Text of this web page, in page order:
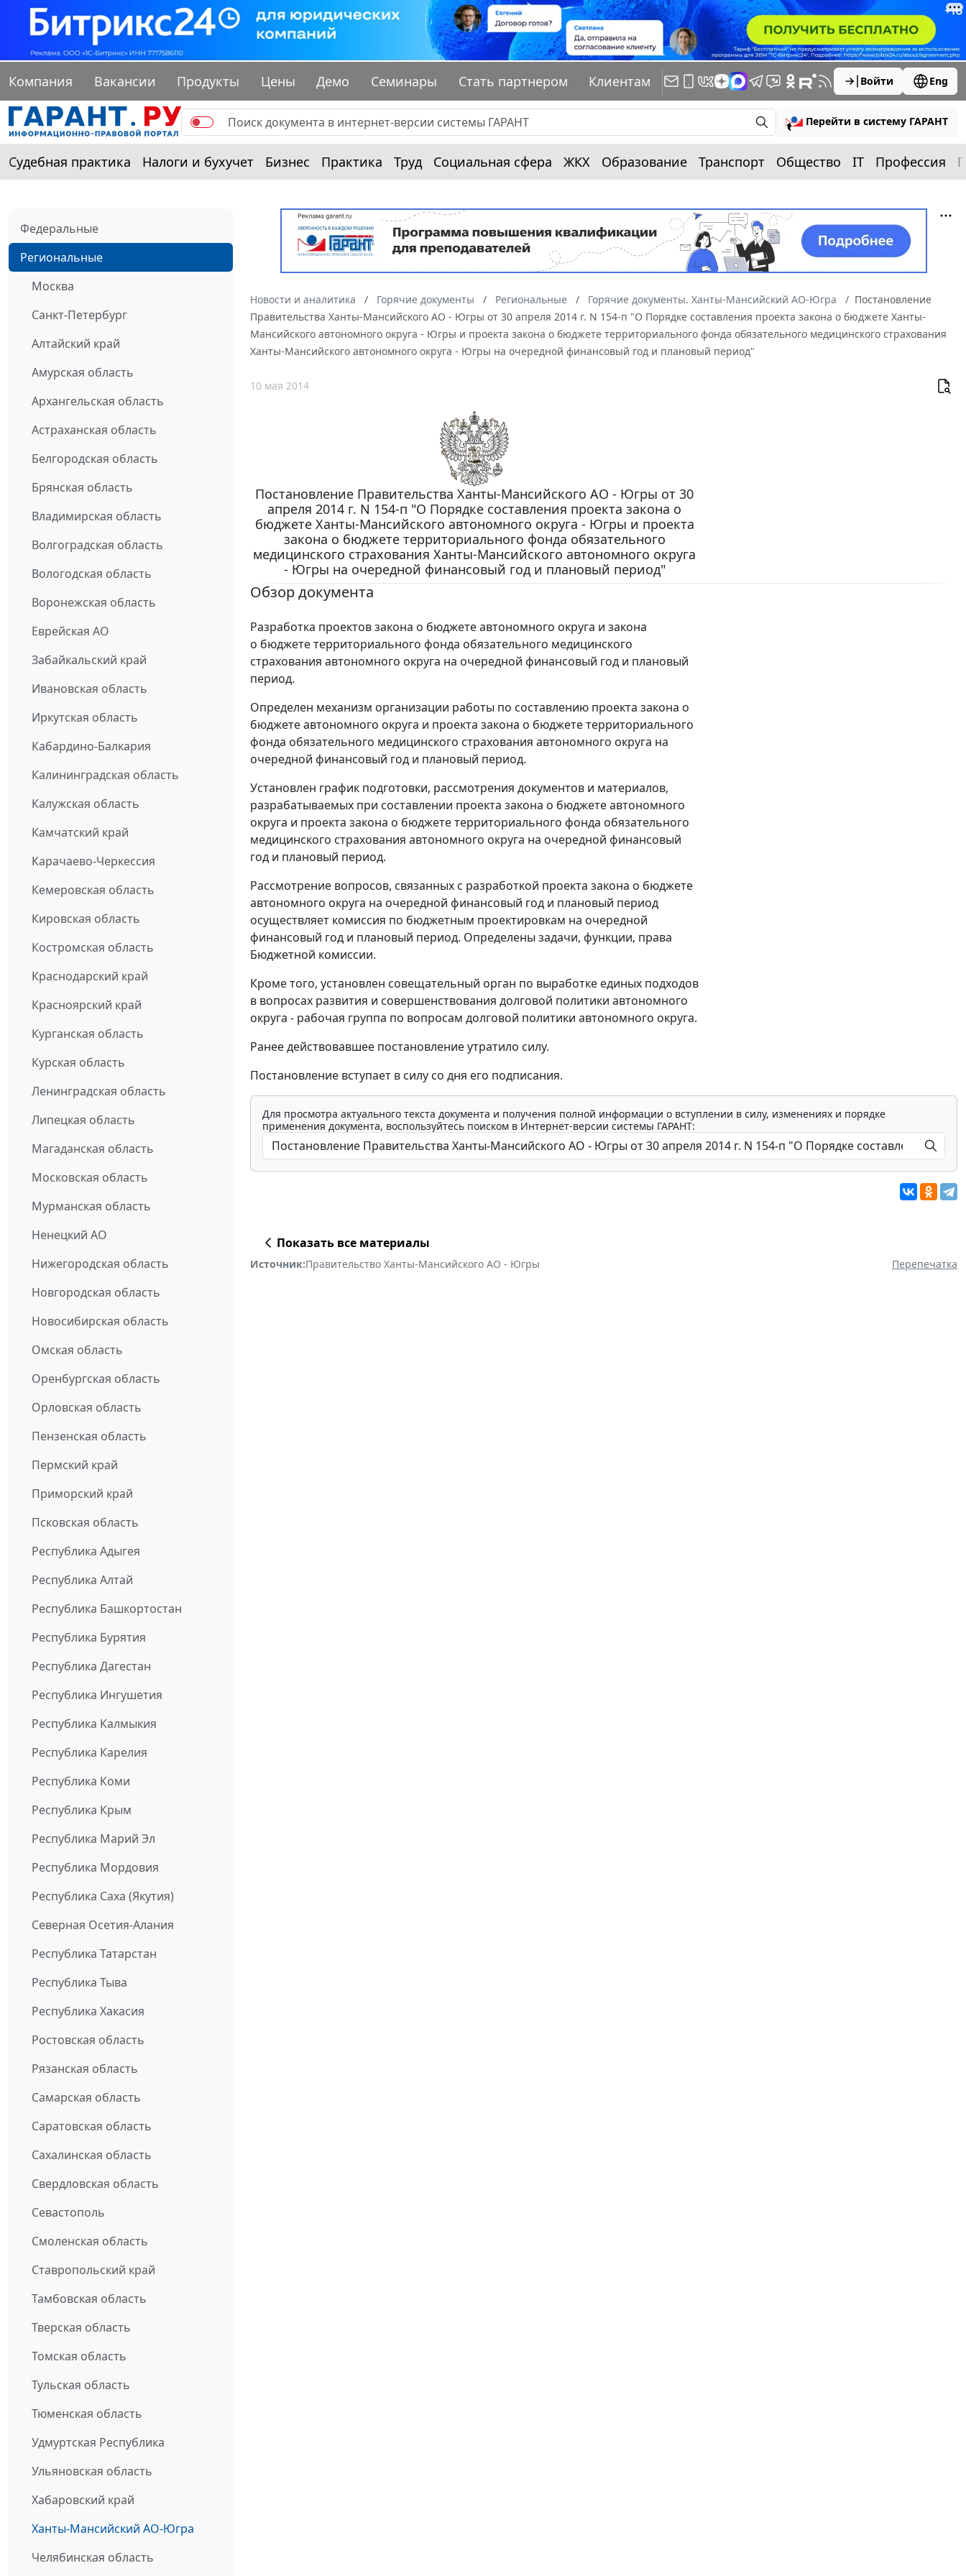
Компания Вакансии Продукты Цены Демо Семинары Стать партнером Клиентам Войти Eng
Перейти в систему ГАРАНТ
Судебная практика Налоги и бухучет Бизнес Практика Труд Социальная сфера ЖКХ Образование Транспорт Общество IT Профессия
Федеральные
Региональные
Москва
Санкт-Петербург
Алтайский край
Амурская область
Архангельская область
Астраханская область
Белгородская область
Брянская область
Владимирская область
Волгоградская область
Вологодская область
Воронежская область
Еврейская АО
Забайкальский край
Ивановская область
Иркутская область
Кабардино-Балкария
Калининградская область
Калужская область
Камчатский край
Карачаево-Черкессия
Кемеровская область
Кировская область
Костромская область
Краснодарский край
Красноярский край
Курганская область
Курская область
Ленинградская область
Липецкая область
Магаданская область
Московская область
Мурманская область
Ненецкий АО
Нижегородская область
Новгородская область
Новосибирская область
Омская область
Оренбургская область
Орловская область
Пензенская область
Пермский край
Приморский край
Псковская область
Республика Адыгея
Республика Алтай
Республика Башкортостан
Республика Бурятия
Республика Дагестан
Республика Ингушетия
Республика Калмыкия
Республика Карелия
Республика Коми
Республика Крым
Республика Марий Эл
Республика Мордовия
Республика Саха (Якутия)
Северная Осетия-Алания
Республика Татарстан
Республика Тыва
Республика Хакасия
Ростовская область
Рязанская область
Самарская область
Саратовская область
Сахалинская область
Свердловская область
Севастополь
Смоленская область
Ставропольский край
Тамбовская область
Тверская область
Томская область
Тульская область
Тюменская область
Удмуртская Республика
Ульяновская область
Хабаровский край
Ханты-Мансийский АО-Югра
Челябинская область
Новости и аналитика Горячие документы Региональные Горячие документы. Ханты-Мансийский АО-Югра
Постановление
Правительства Ханты-Мансийского АО - Югры от 30 апреля 2014 г. N 154-п "О Порядке составления проекта закона о бюджете Ханты-
Мансийского автономного округа - Югры и проекта закона о бюджете территориального фонда обязательного медицинского страхования
Ханты-Мансийского автономного округа - Югры на очередной финансовый год и плановый период"
10 мая 2014
Постановление Правительства Ханты-Мансийского АО - Югры от 30
апреля 2014 г. N 154-п "О Порядке составления проекта закона о
бюджете Ханты-Мансийского автономного округа - Югры и проекта
закона о бюджете территориального фонда обязательного
медицинского страхования Ханты-Мансийского автономного округа
- Югры на очередной финансовый год и плановый период"
Обзор документа
Разработка проектов закона о бюджете автономного округа и закона
о бюджете территориального фонда обязательного медицинского
страхования автономного округа на очередной финансовый год и плановый
период.
Определен механизм организации работы по составлению проекта закона о
бюджете автономного округа и проекта закона о бюджете территориального
фонда обязательного медицинского страхования автономного округа на
очередной финансовый год и плановый период.
Установлен график подготовки, рассмотрения документов и материалов,
разрабатываемых при составлении проекта закона о бюджете автономного
округа и проекта закона о бюджете территориального фонда обязательного
медицинского страхования автономного округа на очередной финансовый
год и плановый период.
Рассмотрение вопросов, связанных с разработкой проекта закона о бюджете
автономного округа на очередной финансовый год и плановый период
осуществляет комиссия по бюджетным проектировкам на очередной
финансовый год и плановый период. Определены задачи, функции, права
Бюджетной комиссии.
Кроме того, установлен совещательный орган по выработке единых подходов
в вопросах развития и совершенствования долговой политики автономного
округа - рабочая группа по вопросам долговой политики автономного округа.
Ранее действовавшее постановление утратило силу.
Постановление вступает в силу со дня его подписания.
Для просмотра актуального текста документа и получения полной информации о вступлении в силу, изменениях и порядке
применения документа, воспользуйтесь поиском в Интернет-версии системы ГАРАНТ:
Показать все материалы
Источник:Правительство Ханты-Мансийского АО - Югры Перепечатка